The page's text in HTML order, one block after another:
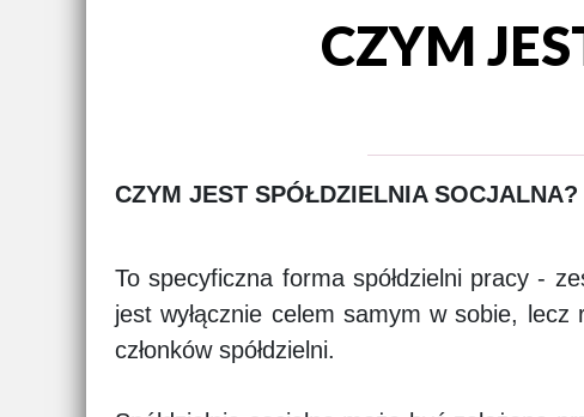
CZYM
CZYM JEST SPÓŁDZIELNIA SOCJALNA?
To specyficzna forma spółdzielni pracy -
jest wyłącznie celem samym w sobie,
członków spółdzielni.